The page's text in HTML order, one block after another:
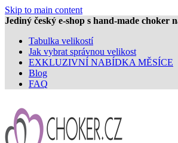
Skip to main content
Jediný český e-shop s hand-made choker
Tabulka velikostí
Jak vybrat správnou velikost
EXKLUZIVNÍ NABÍDKA MĚSÍCE
Blog
FAQ